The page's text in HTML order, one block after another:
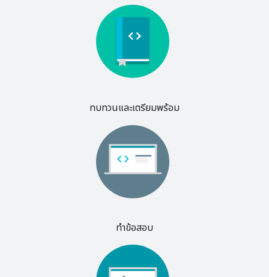
ทบทวนและเตรียมพร้อม
ทําข้อสอบ